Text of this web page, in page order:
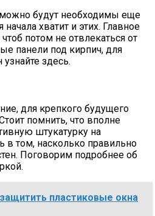
будут необходимы еще
хватит и этих. Главное
потом не отвлекаться от
панели под кирпич, для
здесь.
для крепкого будущего
помнить, что вполне
штукатурку на
в том, насколько правильно
Поговорим подробнее об
пластиковые окна